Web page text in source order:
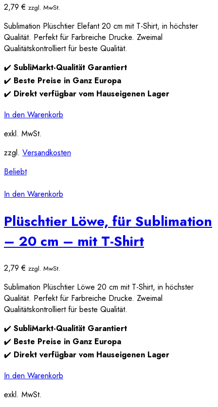
2,79€ zzgl. MwSt.
Sublimation Plüschtier Elefant 20 cm mit T-Shirt, in höchster
Qualität. Perfekt für Farbreiche Drucke. Zweimal
Qualitätskontrolliert für beste Qualität.
✔️ SubliMarkt-Qualität Garantiert
✔️ Beste Preise in Ganz Europa
✔️ Direkt verfügbar vom Hauseigenen Lager
In den Warenkorb
exkl. MwSt.
zzgl. Versandkosten
Beliebt
In den Warenkorb
Plüschtier Löwe, für Sublimation
– 20 cm – mit T-Shirt
2,79€ zzgl. MwSt.
Sublimation Plüschtier Löwe 20 cm mit T-Shirt, in höchster
Qualität. Perfekt für Farbreiche Drucke. Zweimal
Qualitätskontrolliert für beste Qualität.
✔️ SubliMarkt-Qualität Garantiert
✔️ Beste Preise in Ganz Europa
✔️ Direkt verfügbar vom Hauseigenen Lager
In den Warenkorb
exkl. MwSt.